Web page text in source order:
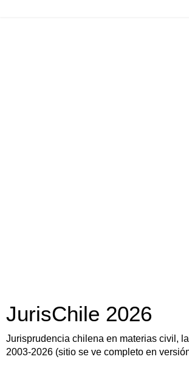
JurisChile 2026
Jurisprudencia chilena en materias civil,
2003-2026 (sitio se ve completo en